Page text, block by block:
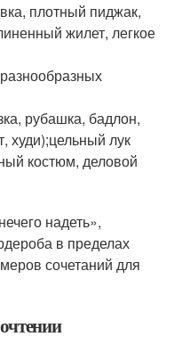
плотный пиджак,
жилет, легкое
рубашка, бадлон,
худи);цельный лук
костюм, деловой
надеть»,
в пределах
сочетаний для